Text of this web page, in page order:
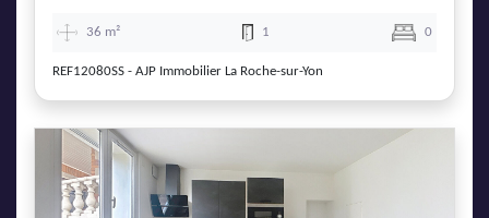
36 m² 1 0
REF12080SS - AJP Immobilier La Roche-sur-Yon